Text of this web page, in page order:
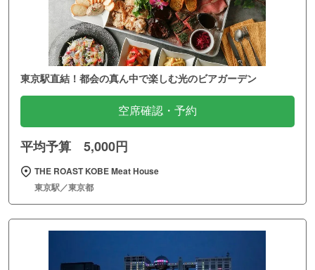
東京駅直結！都会の真ん中で楽しむ光のビアガーデン
空席確認・予約
平均予算 5,000円
THE ROAST KOBE Meat House
東京駅／東京都